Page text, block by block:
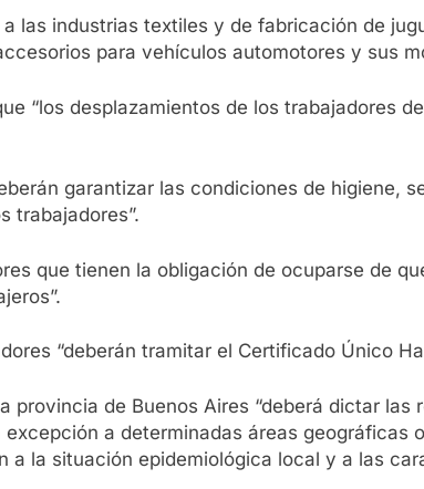
las industrias textiles y de fabricación de
para vehículos automotores y sus
“los desplazamientos de los trabajadores
garantizar las condiciones de higiene,
trabajadores”.
que tienen la obligación de ocuparse de
“deberán tramitar el Certificado Único
provincia de Buenos Aires “deberá dictar
a determinadas áreas geográficas
a la situación epidemiológica local y a las